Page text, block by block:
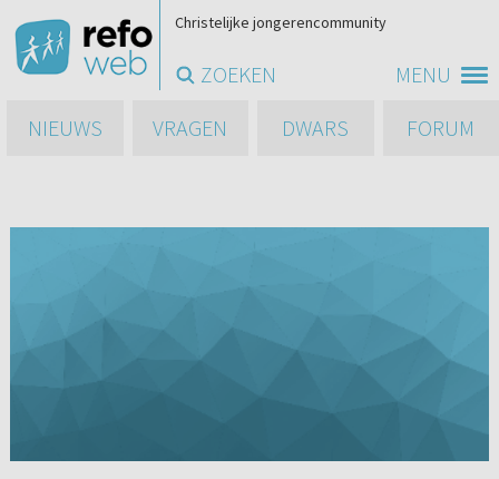
MENU
Christelijke jongerencommunity
ZOEKEN
NIEUWS
VRAGEN DWARS FORUM